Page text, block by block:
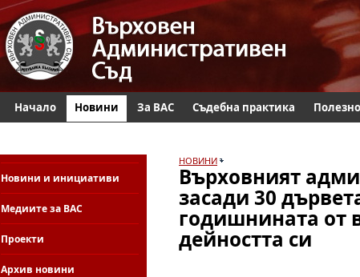
Начало Новини За ВАС Съдебна практика Полезно
Новини и инициативи
Медиите за ВАС
Проекти
Архив новини
НОВИНИ
Върховният
засади 30
годишнината от
дейността си